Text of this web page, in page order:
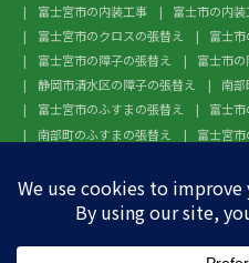
富士宮市の内装工事
富士市の内装
富士宮市のクロスの張替え
富士市
富士宮市の障子の張替え
富士市の
静岡市清水区の障子の張替え
南部
富士宮市のふすまの張替え
富士
南部町のふすまの張替え
富士宮
富士市のガラスフィルム施工
沼津
静岡市清水区のガラスフィルム施工
富士宮市のフローリングの張替え